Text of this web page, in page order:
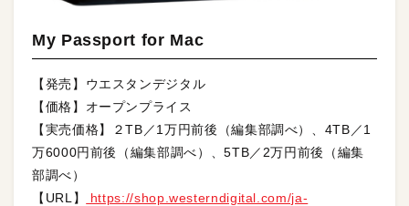
My Passport for Mac
【発売】ウエスタンデジタル
【価格】オープンプライス
【実売価格】２TB／1万円前後（編集部調べ）、4TB／1
万6000円前後（編集部調べ）、5TB／2万円前後（編集
部調べ）
【URL】
https://shop.westerndigital.com/ja-